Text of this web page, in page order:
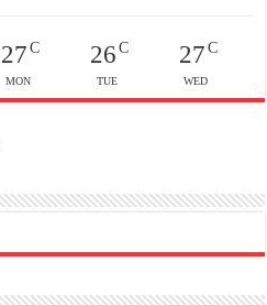
27 C
MON
26C
TUE
27C
WED